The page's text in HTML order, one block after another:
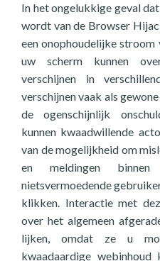
In het ongelukkige geval
wordt van de Browser
een onophoudelijke stroom
uw scherm kunnen
verschijnen in
verschijnen vaak als
de ogenschijnlijk
kunnen kwaadwillende
van de mogelijkheid om
en meldingen
nietsvermoedende
klikken. Interactie met
over het algemeen
lijken, omdat ze u
kwaadaardige